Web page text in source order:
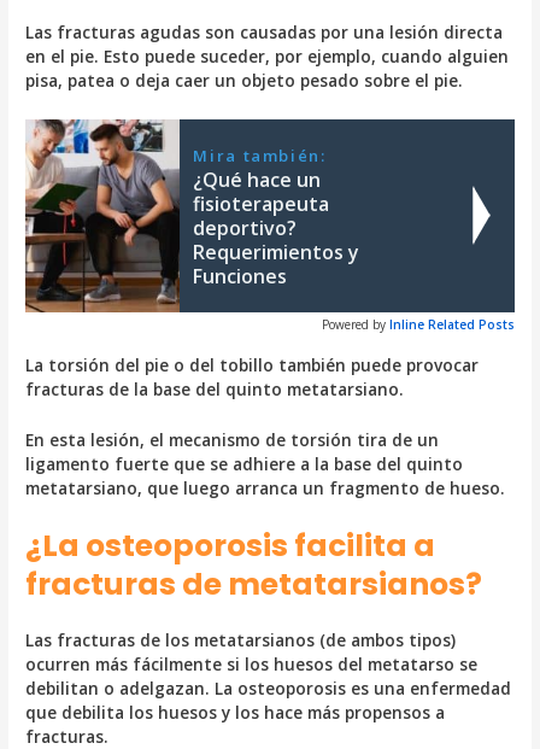
Las fracturas agudas son causadas por una lesión directa
en el pie. Esto puede suceder, por ejemplo, cuando alguien
pisa, patea o deja caer un objeto pesado sobre el pie.
Mira también:
¿Qué hace un
fisioterapeuta
deportivo?
Requerimientos y
Funciones
Powered by Inline Related Posts
La torsión del pie o del tobillo también puede provocar
fracturas de la base del quinto metatarsiano.
En esta lesión, el mecanismo de torsión tira de un
ligamento fuerte que se adhiere a la base del quinto
metatarsiano, que luego arranca un fragmento de hueso.
¿La osteoporosis facilita a
fracturas de metatarsianos?
Las fracturas de los metatarsianos (de ambos tipos)
ocurren más fácilmente si los huesos del metatarso se
debilitan o adelgazan. La osteoporosis es una enfermedad
que debilita los huesos y los hace más propensos a
fracturas.